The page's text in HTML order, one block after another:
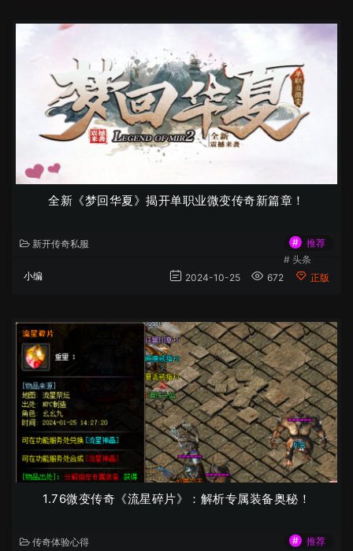
全新《梦回华夏》揭开单职业微变传奇新篇章！
新开传奇私服 #
推荐
# 头条
小编
2024-10-25 672 正版
1.76微变传奇《流星碎片》：解析专属装备奥秘！
传奇体验心得 #
推荐